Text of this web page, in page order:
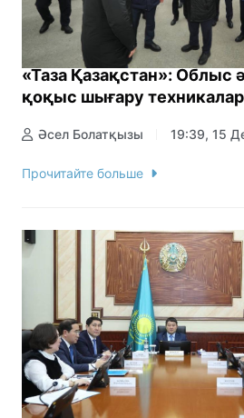
«Таза Қазақстан»: Облыс
қоқыс шығару
Әсел Болатқызы 19:39, 15
Прочитайте больше